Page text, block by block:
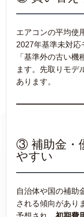
エアコンの平均使
2027年基準未対応
「基準外の古い機
ます。先取りモデ
あります。
③ 補助金・
やすい
自治体や国の補助
される傾向があり